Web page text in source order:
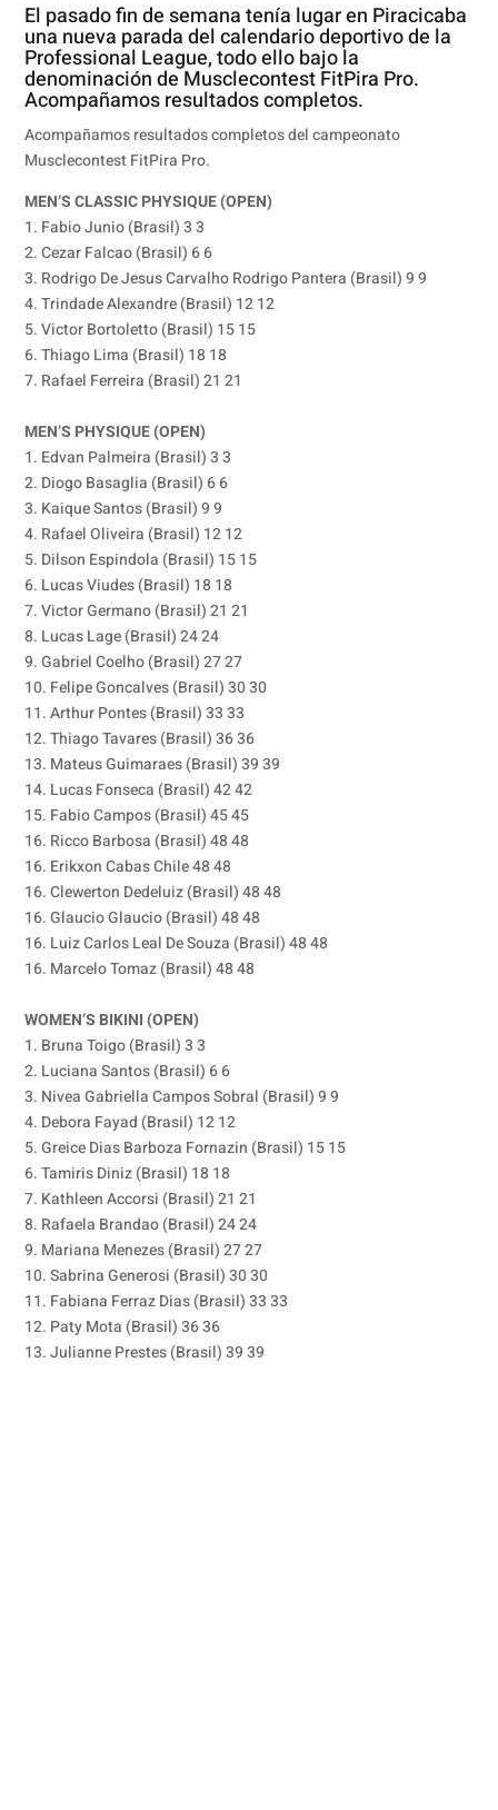
El pasado fin de semana tenía lugar en Piracicaba
una nueva parada del calendario deportivo de la
Professional League, todo ello bajo la
denominación de Musclecontest FitPira Pro.
Acompañamos resultados completos.
Acompañamos resultados completos del campeonato
Musclecontest FitPira Pro.
MEN’S CLASSIC PHYSIQUE (OPEN)
1. Fabio Junio (Brasil) 3 3
2. Cezar Falcao (Brasil) 6 6
3. Rodrigo De Jesus Carvalho Rodrigo Pantera (Brasil) 9 9
4. Trindade Alexandre (Brasil) 12 12
5. Victor Bortoletto (Brasil) 15 15
6. Thiago Lima (Brasil) 18 18
7. Rafael Ferreira (Brasil) 21 21
MEN’S PHYSIQUE (OPEN)
1. Edvan Palmeira (Brasil) 3 3
2. Diogo Basaglia (Brasil) 6 6
3. Kaique Santos (Brasil) 9 9
4. Rafael Oliveira (Brasil) 12 12
5. Dilson Espindola (Brasil) 15 15
6. Lucas Viudes (Brasil) 18 18
7. Victor Germano (Brasil) 21 21
8. Lucas Lage (Brasil) 24 24
9. Gabriel Coelho (Brasil) 27 27
10. Felipe Goncalves (Brasil) 30 30
11. Arthur Pontes (Brasil) 33 33
12. Thiago Tavares (Brasil) 36 36
13. Mateus Guimaraes (Brasil) 39 39
14. Lucas Fonseca (Brasil) 42 42
15. Fabio Campos (Brasil) 45 45
16. Ricco Barbosa (Brasil) 48 48
16. Erikxon Cabas Chile 48 48
16. Clewerton Dedeluiz (Brasil) 48 48
16. Glaucio Glaucio (Brasil) 48 48
16. Luiz Carlos Leal De Souza (Brasil) 48 48
16. Marcelo Tomaz (Brasil) 48 48
WOMEN’S BIKINI (OPEN)
1. Bruna Toigo (Brasil) 3 3
2. Luciana Santos (Brasil) 6 6
3. Nivea Gabriella Campos Sobral (Brasil) 9 9
4. Debora Fayad (Brasil) 12 12
5. Greice Dias Barboza Fornazin (Brasil) 15 15
6. Tamiris Diniz (Brasil) 18 18
7. Kathleen Accorsi (Brasil) 21 21
8. Rafaela Brandao (Brasil) 24 24
9. Mariana Menezes (Brasil) 27 27
10. Sabrina Generosi (Brasil) 30 30
11. Fabiana Ferraz Dias (Brasil) 33 33
12. Paty Mota (Brasil) 36 36
13. Julianne Prestes (Brasil) 39 39